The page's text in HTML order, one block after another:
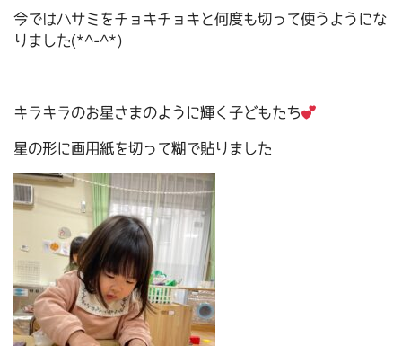
今ではハサミをチョキチョキと何度も切って使うようにな
りました(*^-^*)
キラキラのお星さまのように輝く子どもたち
星の形に画用紙を切って糊で貼りました